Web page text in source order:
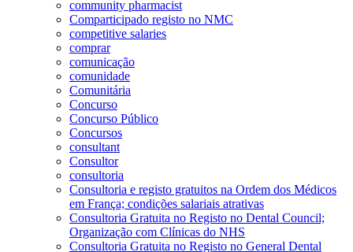
community pharmacist
Comparticipado registo no NMC
competitive salaries
comprar
comunicação
comunidade
Comunitária
Concurso
Concurso Público
Concursos
consultant
Consultor
consultoria
Consultoria e registo gratuitos na Ordem dos Médicos
em França; condições salariais atrativas
Consultoria Gratuita no Registo no Dental Council;
Organização com Clínicas do NHS
Consultoria Gratuita no Registo no General Dental